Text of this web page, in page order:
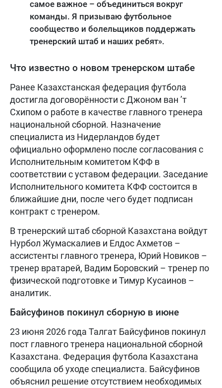
самое важное – объединиться вокруг
команды. Я призываю футбольное
сообщество и болельщиков поддержать
тренерский штаб и наших ребят».
Что известно о новом тренерском штабе
Ранее Казахстанская федерация футбола
достигла договорённости с Джоном ван ’т
Схипом о работе в качестве главного тренера
национальной сборной. Назначение
специалиста из Нидерландов будет
официально оформлено после согласования с
Исполнительным комитетом КФФ в
соответствии с уставом федерации. Заседание
Исполнительного комитета КФФ состоится в
ближайшие дни, после чего будет подписан
контракт с тренером.
В тренерский штаб сборной Казахстана войдут
Нурбол Жумаскалиев и Елдос Ахметов –
ассистенты главного тренера, Юрий Новиков –
тренер вратарей, Вадим Боровский – тренер по
физической подготовке и Тимур Кусаинов –
аналитик.
Байсуфинов покинул сборную в июне
23 июня 2026 года Талгат Байсуфинов покинул
пост главного тренера национальной сборной
Казахстана. Федерация футбола Казахстана
сообщила об уходе специалиста. Байсуфинов
объяснил решение отсутствием необходимых